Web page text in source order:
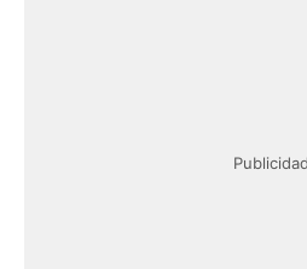
Publicidad